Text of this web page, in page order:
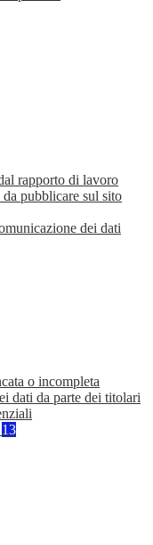
rapporto di lavoro
pubblicare sul sito
dei dati
o incompleta
dati da parte dei titolari
13